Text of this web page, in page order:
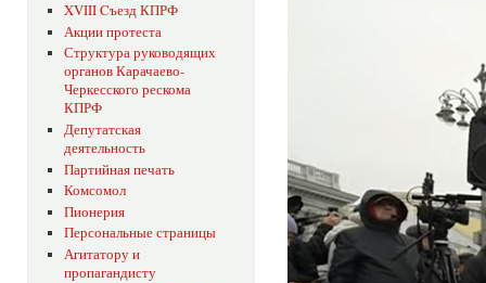
XVIII Cъезд КПРФ
Акции протеста
Структура руководящих
органов Карачаево-
Черкесского рескома
КПРФ
Депутатская
деятельность
Партийная печать
Комсомол
Пионерия
Персональные страницы
Агитатору и
пропагандисту